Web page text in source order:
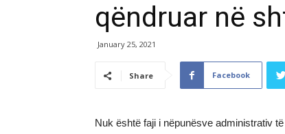
qëndruar në
January 25, 2021
Share Facebook
Nuk është faji i nëpunësve administrativ